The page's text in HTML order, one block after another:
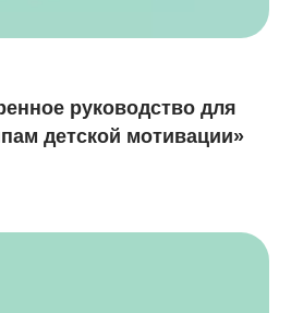
руководство для
детской мотивации»